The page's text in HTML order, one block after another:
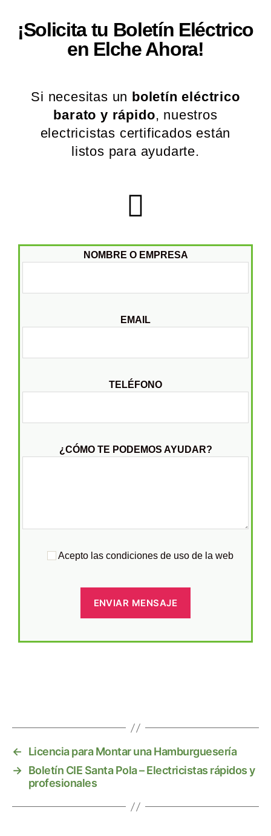
¡Solicita tu Boletín Eléctrico
en Elche Ahora!
Si necesitas un boletín eléctrico
barato y rápido, nuestros
electricistas certificados están
listos para ayudarte.
NOMBRE O EMPRESA
EMAIL
TELÉFONO
¿CÓMO TE PODEMOS AYUDAR?
Acepto las condiciones de uso de la web
←
Licencia para Montar una Hamburguesería
→ Boletín CIE Santa Pola – Electricistas rápidos y
profesionales